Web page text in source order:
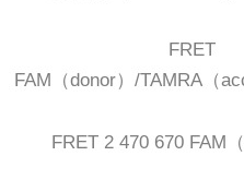
FRET
FAM（donor）/TAMRA（
FRET 2 470 670 FAM（